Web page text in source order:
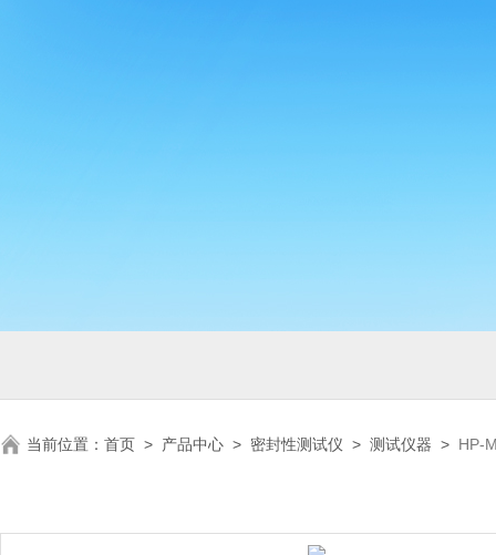
当前位置： 首页 > 产品中心 > 密封性测试仪 > 测试仪器 > HP-